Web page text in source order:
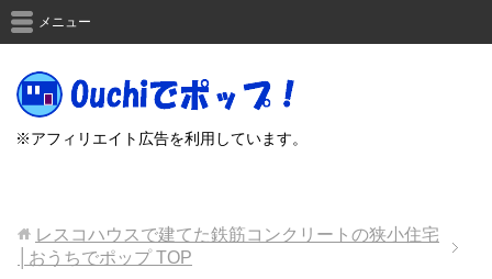
※アフィリエイト広告を利用しています。
メニュー
レスコハウスで建てた鉄筋コンクリートの狭小住宅
│おうちでポップTOP